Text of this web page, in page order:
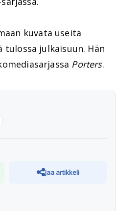
kuvata useita
tulossa julkaisuun. Hän
Porters.
Jaa artikkeli